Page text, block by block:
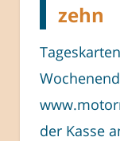
zehn
der Kasse